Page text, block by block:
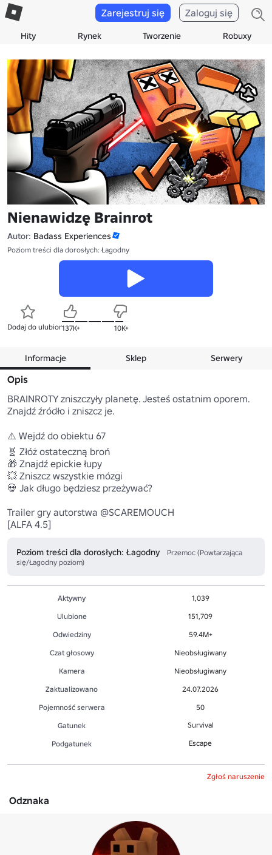
Hity Rynek Tworzenie Robuxy
Zarejestruj się Zaloguj się
Nienawidzę Brainrot
Autor: Badass Experiences
Poziom treści dla dorosłych: Łagodny
Dodaj do ulubionych
137K+ 10K+
Informacje Sklep Serwery
Opis
BRAINROTY zniszczyły planetę. Jesteś ostatnim oporem.
Znajdź źródło i zniszcz je.
⚠️ Wejdź do obiektu 67
🧬 Złóż ostateczną broń
🎁 Znajdź epickie łupy
💥 Zniszcz wszystkie mózgi
💀 Jak długo będziesz przeżywać?
Trailer gry autorstwa @SCAREMOUCH
[ALFA 4.5]
Poziom treści dla dorosłych: Łagodny
Przemoc (Powtarzająca
się/Łagodny poziom)
Aktywny
1,039
Ulubione
151,709
Odwiedziny
59.4M+
Czat głosowy
Nieobsługiwany
Kamera
Nieobsługiwany
Zaktualizowano
24.07.2026
Pojemność serwera
50
Gatunek
Survival
Podgatunek Escape
Zgłoś naruszenie
Odznaka